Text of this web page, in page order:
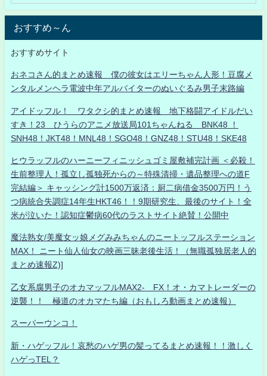
おすすめ～ん
おすすめサイト
おネコさん的まとめ速報 僕の彼女はエリーちゃん人形！豆腐メ
ンタルメンヘラ電波中年アルバイターのぬいぐるみ男子末路編
アイドッフル！ ワタクシ的まとめ速報 地下格闘アイドルだい
すき！23 ひうらのアニメ放送局101ちゃんねる BNK48 ！
SNH48！JKT48！MNL48！SGO48！GNZ48！STU48！SKE48
ヒウラッフルのハーニーフィニッシュゴミ屋敷補完計画 ＜必殺！
生前整理人！孤立し孤独死からの～特殊清掃・遺品整理への道F
完結編＞ キャッシング計1500万返済：厨二病借金3500万円！う
つ病統合失調症14年生HKT46！！9期研究生、最後のサイト！全
米が泣いた！認知症鬱病60代のラストサイト絶賛！公開中
魔法熟女/美魔女ッ娘メグみみちゃんのニートッフルステーション
MAX！ ニート仙人仙女の映画三昧老後生活！（無職孤独居老人的
まとめ速報Z)]
乙女系腐男子のオカマッフルMAX2- FX！オ・カマトレーダーの
逆襲！！ 極道のオカマたち編（おもしろ動画まとめ速報）
スーパーウンコ！
新・ハゲッフル！哀愁のハゲ男の髪ってるまとめ速報！！激しく
ハゲっTEL？